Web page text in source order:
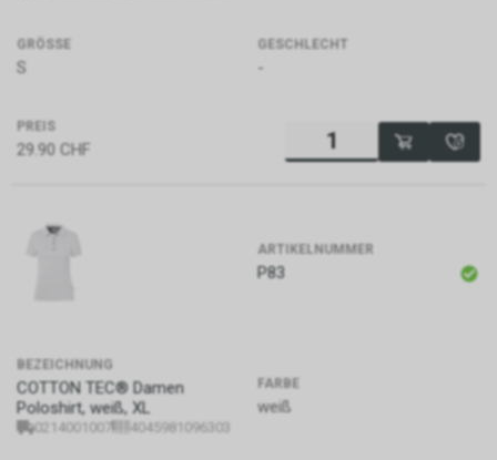
GRÖSSE
S
GESCHLECHT
-
PREIS
29.90 CHF
ARTIKELNUMMER
P83
BEZEICHNUNG
COTTON TEC® Damen
Poloshirt, weiß, XL
0214001007 4045981096303
FARBE
weiß